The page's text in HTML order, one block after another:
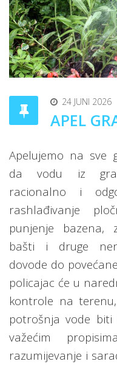
24 JUNI 2026
APEL
Apelujemo na sve
da vodu iz
racionalno i
rashlađivanje
punjenje bazena,
bašti i druge
dovode do
policajac će u
kontrole na
potrošnja vode biti
važećim
razumijevanje i